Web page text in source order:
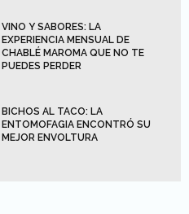
VINO Y SABORES: LA
EXPERIENCIA MENSUAL DE
CHABLÉ MAROMA QUE NO TE
PUEDES PERDER
BICHOS AL TACO: LA
ENTOMOFAGIA ENCONTRÓ SU
MEJOR ENVOLTURA